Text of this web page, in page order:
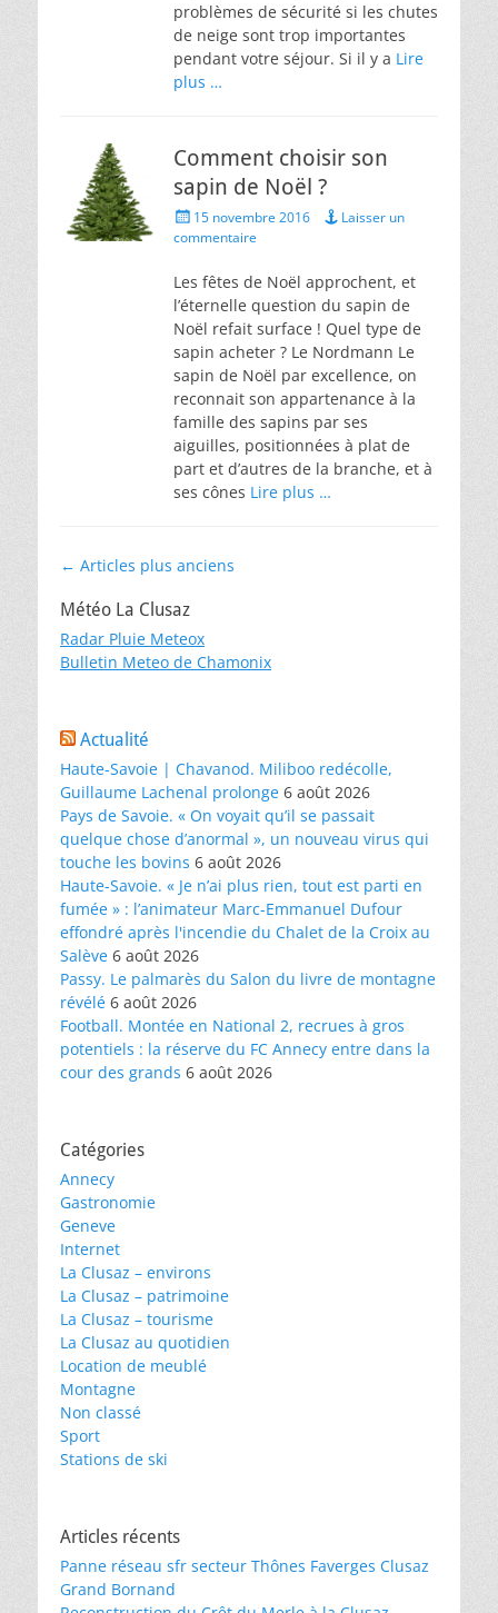
problèmes de sécurité si les chutes
de neige sont trop importantes
pendant votre séjour. Si il y a Lire
plus …
Comment choisir son
sapin de Noël ?
Posted
on
15 novembre 2016
Laisser un
commentaire
Les fêtes de Noël approchent, et
l’éternelle question du sapin de
Noël refait surface ! Quel type de
sapin acheter ? Le Nordmann Le
sapin de Noël par excellence, on
reconnait son appartenance à la
famille des sapins par ses
aiguilles, positionnées à plat de
part et d’autres de la branche, et à
ses cônes Lire plus …
Navigation
articles
← Articles plus anciens
Météo La Clusaz
Radar Pluie Meteox
Bulletin Meteo de Chamonix
Actualité
Haute-Savoie | Chavanod. Miliboo redécolle,
Guillaume Lachenal prolonge 6 août 2026
Pays de Savoie. « On voyait qu’il se passait
quelque chose d’anormal », un nouveau virus qui
touche les bovins 6 août 2026
Haute-Savoie. « Je n’ai plus rien, tout est parti en
fumée » : l’animateur Marc-Emmanuel Dufour
effondré après l'incendie du Chalet de la Croix au
Salève 6 août 2026
Passy. Le palmarès du Salon du livre de montagne
révélé 6 août 2026
Football. Montée en National 2, recrues à gros
potentiels : la réserve du FC Annecy entre dans la
cour des grands 6 août 2026
Catégories
Annecy
Gastronomie
Geneve
Internet
La Clusaz – environs
La Clusaz – patrimoine
La Clusaz – tourisme
La Clusaz au quotidien
Location de meublé
Montagne
Non classé
Sport
Stations de ski
Articles récents
Panne réseau sfr secteur Thônes Faverges Clusaz
Grand Bornand